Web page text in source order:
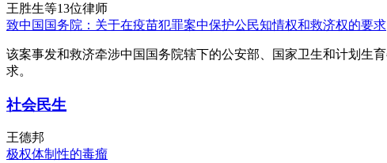
王胜生等13位律师
致中国国务院：关于在疫苗犯罪案中保护公民知情权和救济权的要求
该案事发和救济牵涉中国国务院辖下的公安部、国家卫生和计划生
求。
社会民生
王德邦
极权体制性的毒瘤